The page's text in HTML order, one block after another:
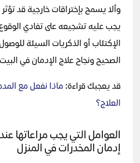
وألا يسمح بإختراقات خارجية قد
يجب عليه تشجيعه على تفادي
الإكتئاب أو الذكريات السيئة
الصحيح ونجاح علاج الإدمان في
قد يعجبك قراءة: ماذا نفعل مع
العلاج؟
العوامل التي يجب مراعاتها
إدمان المخدرات في المنزل